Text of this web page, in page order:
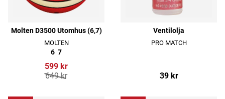
Molten D3500 Utomhus (6,7)
MOLTEN
6 7
599 kr
649 kr
Ventilolja
PRO MATCH
39 kr